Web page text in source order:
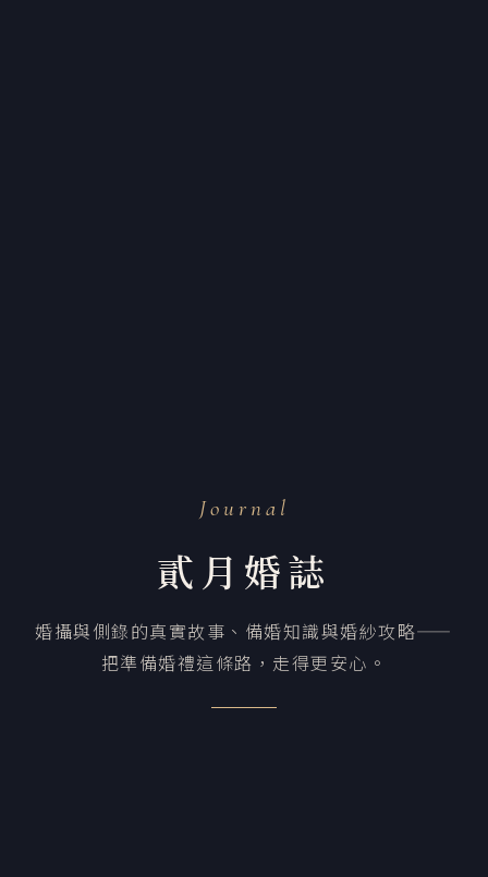
Journal
貳月婚誌
婚攝與側錄的真實故事、備婚知識與婚紗攻略——
把準備婚禮這條路，走得更安心。